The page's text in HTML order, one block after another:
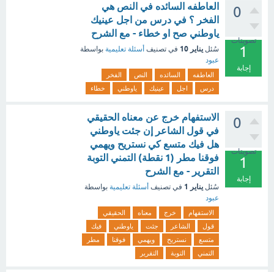
0
تصويتات
1
إجابة
العاطفه السائده في النص هي
الفخر ؟ في درس من اجل عينيك
ياوطني صح او خطاء - مع الشرح
سُئل يناير 10 في تصنيف أسئلة تعليمية بواسطة
عبود
العاطفه السائده النص
الفخر
درس
اجل عينيك ياوطني خطاء
0
تصويتات
1
إجابة
الاستفهام خرج عن معناه الحقيقي
في قول الشاعر إن جئت ياوطني
هل فيك متسع كي نستريح ويهمي
فوقنا مطر (1 نقطة) التمني التوبة
التقرير - مع الشرح
سُئل يناير 1 في تصنيف أسئلة تعليمية بواسطة
عبود
الاستفهام خرج معناه
الحقيقي
قول
الشاعر جئت ياوطني
فيك
متسع
نستريح ويهمي فوقنا
مطر
التمني
التوبة التقرير